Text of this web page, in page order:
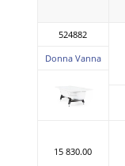
524882
Donna Vanna
15 830.00